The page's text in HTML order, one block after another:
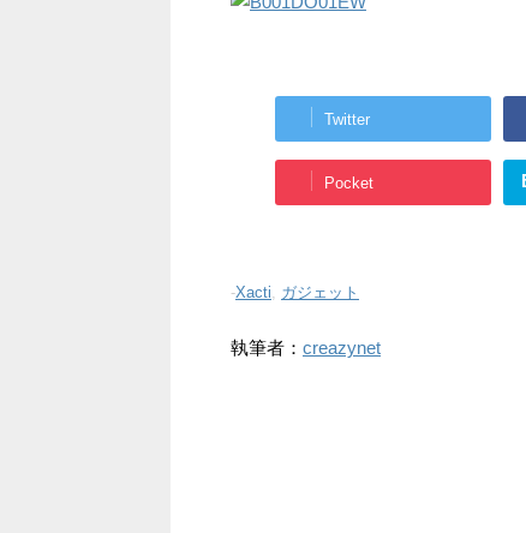
Twitter
Pocket
-Xacti, ガジェット
執筆者： creazynet